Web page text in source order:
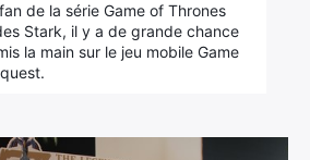
de la série Game of Thrones
Stark, il y a de grande chance
la main sur le jeu mobile Game